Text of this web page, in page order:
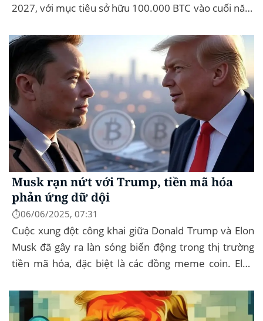
2027, với mục tiêu sở hữu 100.000 BTC vào cuối năm
Musk rạn nứt với Trump, tiền mã hóa
phản ứng dữ dội
⏱️06/06/2025, 07:31
Cuộc xung đột công khai giữa Donald Trump và Elon
Musk đã gây ra làn sóng biến động trong thị trường
tiền mã hóa, đặc biệt là các đồng meme coin. Elon
Government...